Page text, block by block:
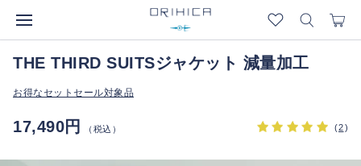
THE THIRD SUITSジャケット 減量加工
お得なセットセール対象品
17,490円 （税込） (2)